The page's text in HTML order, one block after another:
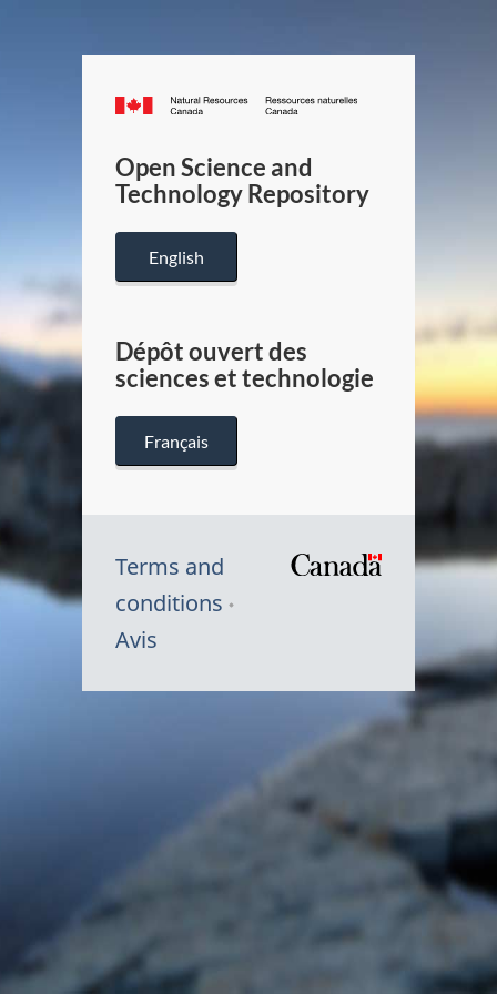
Canada.ca
/
Canada
Open Science and
Technology Repository
English
Dépôt ouvert des
sciences et technologie
Français
Terms and
conditions
Avis
du